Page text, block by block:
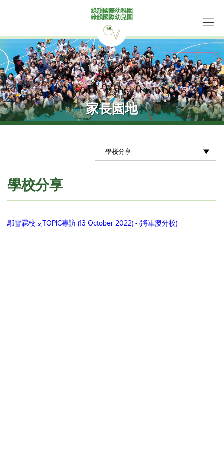
綠韻國際幼稚園
綠韻國際幼兒園
家長園地
學校分享
鄔雪霖校長TOPIC專訪 (13 October 2022) - (將軍澳分校)